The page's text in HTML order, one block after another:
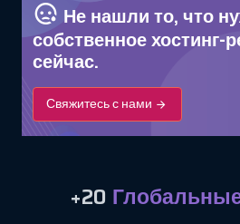
Не нашли то, что
собственное
сейчас.
Свяжитесь с нами
+20